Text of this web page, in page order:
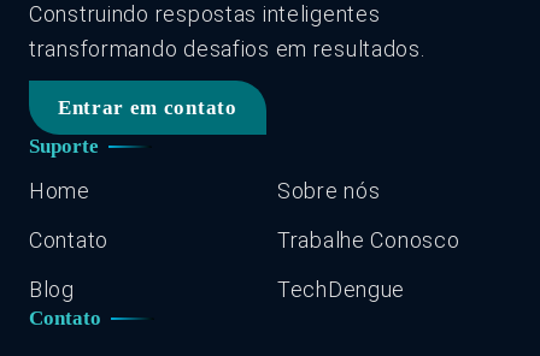
Construindo respostas inteligentes
transformando desafios em resultados.
Entrar em contato
Suporte
Home
Sobre nós
Contato
Trabalhe Conosco
Blog
TechDengue
Contato